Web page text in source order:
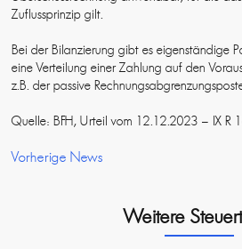
Zuflussprinzip gilt.
Bei der Bilanzierung gibt es eigenständige
eine Verteilung einer Zahlung auf den
z.B. der passive
Quelle: BFH, Urteil vom 12.12.2023 – IX R
Vorherige News
Weitere